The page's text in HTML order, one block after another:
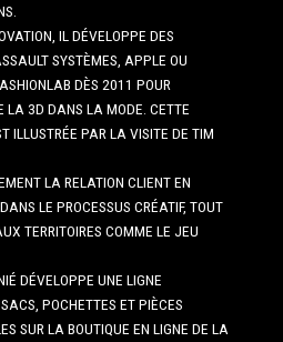
IL DÉVELOPPE DES
SYSTÈMES, APPLE OU
DÈS 2011 POUR
LA 3D DANS LA MODE. CETTE
ILLUSTRÉE PAR LA VISITE DE TIM
LA RELATION CLIENT EN
LE PROCESSUS CRÉATIF, TOUT
TERRITOIRES COMME LE JEU
DÉVELOPPE UNE LIGNE
POCHETTES ET PIÈCES
SUR LA BOUTIQUE EN LIGNE DE LA